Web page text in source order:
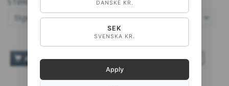
STØRRELSE:
AÑADIR A LA CESTA TILFØJ TIL ØNSKESKYEN
DANSKE KR.
SEK
SVENSKA KR.
Apply